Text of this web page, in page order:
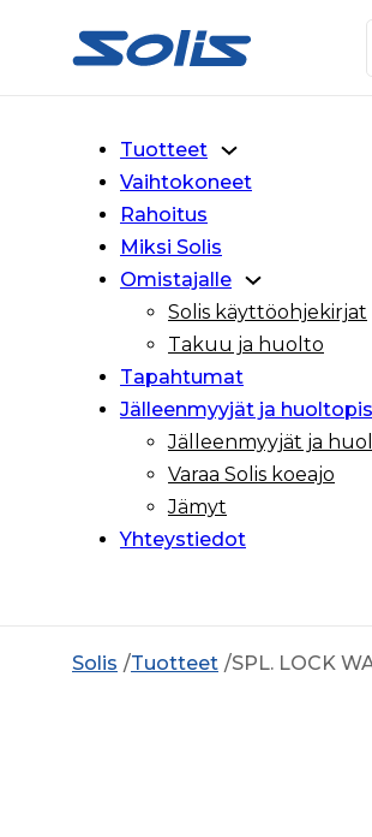
Siirry pääsisältöön
Siirry alatunnisteeseen
Tuotteet
Vaihtokoneet
Rahoitus
Miksi Solis
Omistajalle
Solis käyttöohjekirjat
Takuu ja huolto
Tapahtumat
Jälleenmyyjät ja
Jälleenmyyjät ja
Varaa Solis koeajo
Jämyt
Yhteystiedot
Solis Tuotteet SPL. LOCK